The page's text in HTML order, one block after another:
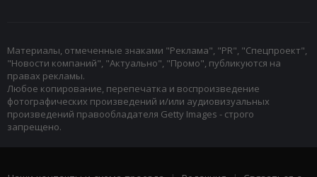
Материалы, отмеченные знаками "Реклама", "PR", "Спецпроект",
"Новости компаний", "Актуально", "Промо", публикуются на
правах рекламы.
Любое копирование, перепечатка и воспроизведение
фотографических произведений и/или аудиовизуальных
произведений правообладателя Getty Images - строго
запрещено.